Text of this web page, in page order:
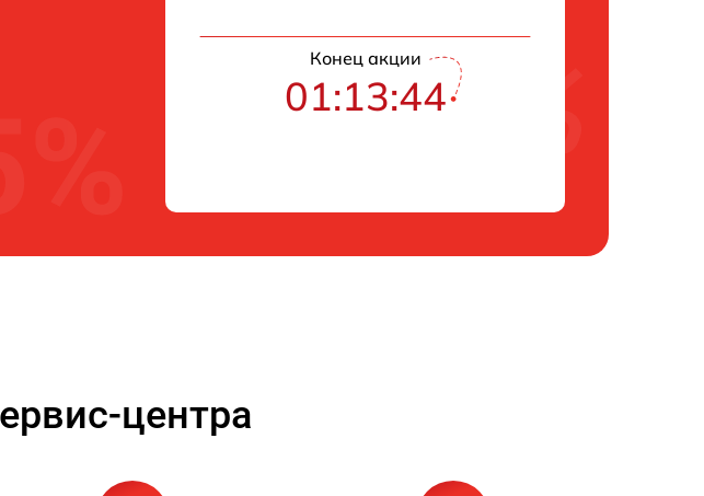
Конец акции
01:13:43
центра